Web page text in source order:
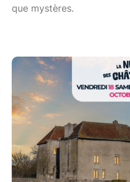
que mystères.